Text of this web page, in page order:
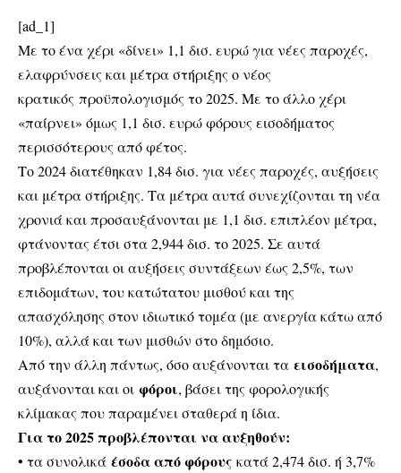
[ad_1]
Με το ένα χέρι «δίνει» 1,1 δισ. ευρώ για νέες παροχές,
ελαφρύνσεις και μέτρα στήριξης ο νέος
κρατικός προϋπολογισμός το 2025. Με το άλλο χέρι
«παίρνει» όμως 1,1 δισ. ευρώ φόρους εισοδήματος
περισσότερους από φέτος.
Το 2024 διατέθηκαν 1,84 δισ. για νέες παροχές, αυξήσεις
και μέτρα στήριξης. Τα μέτρα αυτά συνεχίζονται τη νέα
χρονιά και προσαυξάνονται με 1,1 δισ. επιπλέον μέτρα,
φτάνοντας έτσι στα 2,944 δισ. το 2025. Σε αυτά
προβλέπονται οι αυξήσεις συντάξεων έως 2,5%, των
επιδομάτων, του κατώτατου μισθού και της
απασχόλησης στον ιδιωτικό τομέα (με ανεργία κάτω από
10%), αλλά και των μισθών στο δημόσιο.
Από την άλλη πάντως, όσο αυξάνονται τα εισοδήματα,
αυξάνονται και οι φόροι, βάσει της φορολογικής
κλίμακας που παραμένει σταθερά η ίδια.
Για το 2025 προβλέπονται να αυξηθούν:
• τα συνολικά έσοδα από φόρους κατά 2,474 δισ. ή 3,7%